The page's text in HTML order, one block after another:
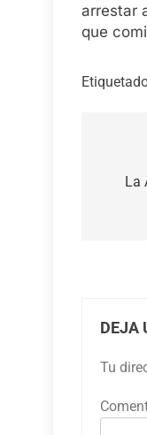
arrestar
que
La
DEJA
Tu